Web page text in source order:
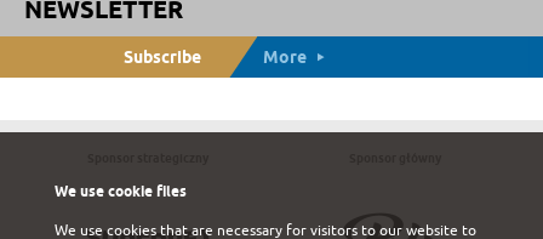
NEWSLETTER
Subscribe More
We use cookie files
We use cookies that are necessary for visitors to our website to